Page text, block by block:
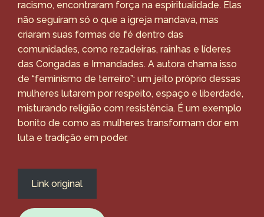
racismo, encontraram força na espiritualidade. Elas
não seguiram só o que a igreja mandava, mas
criaram suas formas de fé dentro das
comunidades, como rezadeiras, rainhas e líderes
das Congadas e Irmandades. A autora chama isso
de “feminismo de terreiro”: um jeito próprio dessas
mulheres lutarem por respeito, espaço e liberdade,
misturando religião com resistência. É um exemplo
bonito de como as mulheres transformam dor em
luta e tradição em poder.
Link original